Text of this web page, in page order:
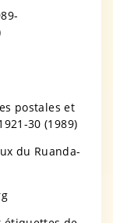
postales et
30 (1989)
du Ruanda-